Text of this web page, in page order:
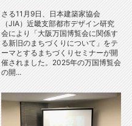
さる11月9日、日本建築家協会
（JIA）近畿支部都市デザイン研究
会により「大阪万国博覧会に関係す
る新旧のまちづくりについて」をテ
ーマとするまちづくりセミナーが開
催されました。2025年の万国博覧会
の開...